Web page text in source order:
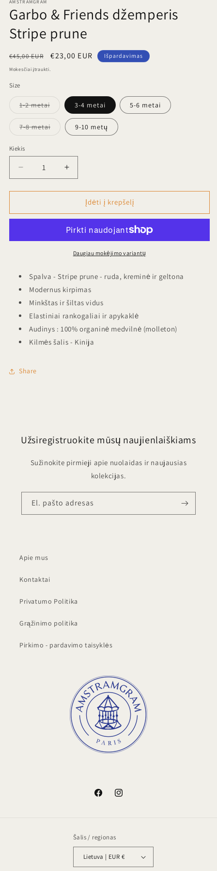
AMSTRAMGRAM
Garbo & Friends džemperis
Stripe prune
Įprasta
kaina
€45,00 EUR
Išpardavimo
€23,00 EUR Išpardavimas
Mokesčiai įtraukti.
Size
1-2 metaiPrekė
išparduota
jos
neturime
3-4 metai 5-6 metai
7-8 metaiPrekė
išparduota
9-10 metų
Kiekis
Sumažinti
Garbo
&amp;
džemperis
kiekį
Padidinti
Garbo
&amp;
Friends
džemperis
prune
kiekį
Įdėti į krepšelį
Daugiau mokėjimo variantų
Spalva - Stripe prune - ruda, kreminė ir geltona
Modernus kirpimas
Minkštas ir šiltas vidus
Elastiniai rankogaliai ir apykaklė
Audinys : 100% organinė medvilnė (molleton)
Kilmės šalis - Kinija
Share
Užsiregistruokite mūsų naujienlaiškiams
Sužinokite pirmieji apie nuolaidas ir naujausias
kolekcijas.
El. pašto adresas
Apie mus
Kontaktai
Privatumo Politika
Grąžinimo politika
Pirkimo - pardavimo taisyklės
„Facebook“„Instagram“
Šalis / regionas
Lietuva | EUR €